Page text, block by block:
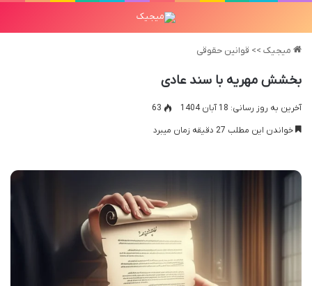
میجیک >> قوانین حقوقی
بخشش مهریه با سند عادی
آخرین به روز رسانی: 18 آبان 1404
63
خواندن این مطلب 27 دقیقه زمان میبرد